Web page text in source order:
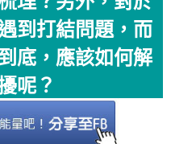
到打結問題，而
底，應該如何解
呢？